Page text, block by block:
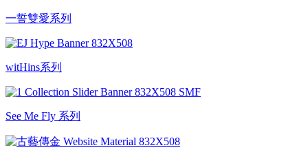
一誓雙愛系列
witHins系列
See Me Fly 系列